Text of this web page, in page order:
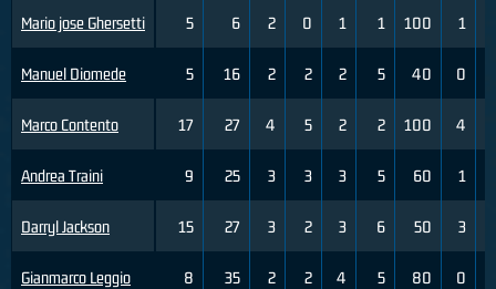
Mario jose Ghersetti
Manuel Diomede
Marco Contento
Andrea Traini
Darryl Jackson
Gianmarco Leggio
5 6 2 0 1 1 100 1
5 16 2 2 2 5 40 0
17 27 4 5 2 2 100 4
9 25 3 3 3 5 60 1
15 27 3 2 3 6 50 3
8 35 2 2 4 5 80 0